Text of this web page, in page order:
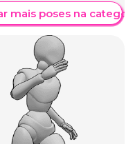
mais poses na